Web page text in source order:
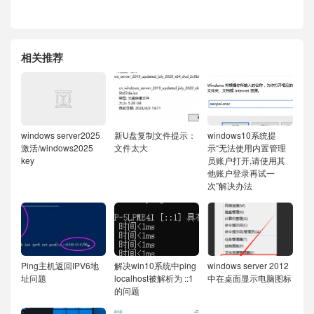
相关推荐
windows server2025
激活/windows2025
key
新U盘复制文件提示：
文件太大
windows10系统提
示“无法使用内置管理
员账户打开,请使用其
他账户登录再试一
次”解决办法
Ping主机返回IPV6地
址问题
解决win10系统中ping
localhost被解析为 ::1
的问题
windows server 2012
中在桌面显示电脑图标